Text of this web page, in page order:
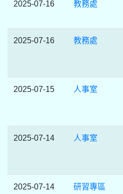
2025-07-16 教務處
2025-07-16 教務處
2025-07-15 人事室
2025-07-14 人事室
2025-07-14 研習專區